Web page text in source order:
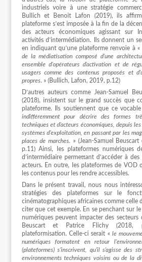
industriels voire à une stratégie
Bullich et Benoit Lafon (2019), ils
plateforme s’est imposée à la fin de la
des acteurs économiques agissant sur
activités d’intermédiation. Ils donnent un
en indiquant qu’une plateforme renvoie à «
de la médiatisation composé d’une
ensemble d’opérateurs d’activation et de
usagers comme des contenus proposés et
propres. » (Bullich, Lafon, 2019, p.12)
D’autres auteurs comme Jean-Samuel
(2018), insistent sur le grand succès que
plateforme. Ils soutiennent que ce
indifféremment pour décrire des formes
techniques et d’acteurs économiques, depuis
systèmes d’exploitation, en passant par les
places de marches. » (Jean-Samuel
p.11) Ainsi, les plateformes numériques
d’intermédiaire permettant d’accéder à
acteurs. En outre, les plateformes de VOD
les contenus pour les rendre accessibles.
Dans le présent travail, nous nous
stratégies des plateformes sur le
cinématographiques africaines comme celle
citer que cet exemple. En se penchant sur
numériques peuvent impacter des secteurs
Beuscart et Patrice Flichy (2018,
plateformisation. Celle-ci serait « le
numériques formatent en retour
(plateformes) s’inscrivent, qu’il s’agisse des
environnements techniques voisins ou de la